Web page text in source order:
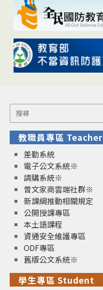
Search
for:
教職員專區 Teacher
差勤系統
電子公文系統※
請購系統※
曾文家商雲端社群※
新課綱推動相關規定
公開授課專區
本土語課程
資通安全維護專區
ODF專區
舊版公文系統※
學生專區 Student